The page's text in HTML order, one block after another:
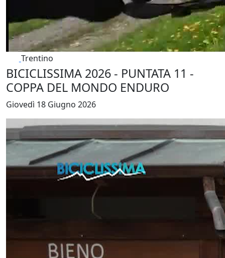
Trentino
BICICLISSIMA 2026 - PUNTATA 11 -
COPPA DEL MONDO ENDURO
Giovedì 18 Giugno 2026